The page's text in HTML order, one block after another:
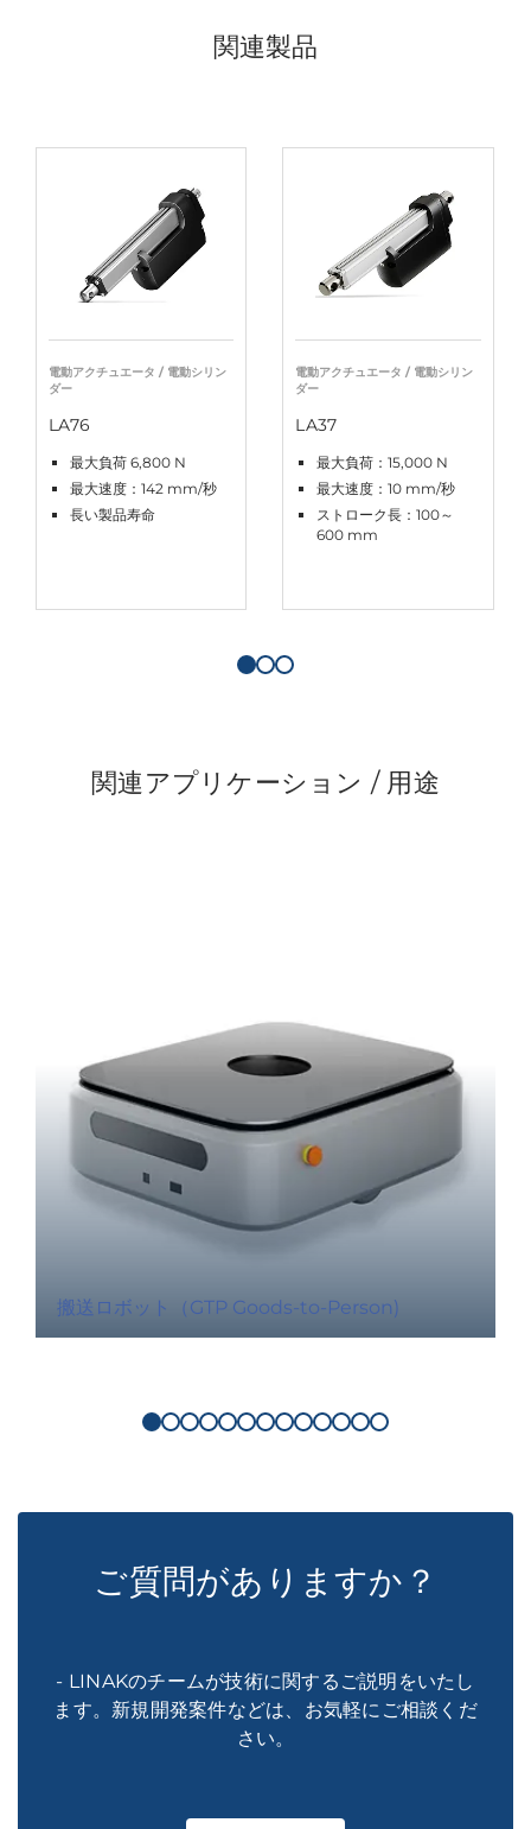
関連製品
電動アクチュエータ / 電動シリン
ダー
LA76
最大負荷 6,800 N
最大速度：142 mm/秒
長い製品寿命
電動アクチュエータ / 電動シリン
ダー
LA37
最大負荷：15,000 N
最大速度：10 mm/秒
ストローク長：100～
600 mm
関連アプリケーション / 用途
搬送ロボット（GTP Goods-to-Person)
ご質問がありますか？
- LINAKのチームが技術に関するご説明をいたし
ます。新規開発案件などは、お気軽にご相談くだ
さい。